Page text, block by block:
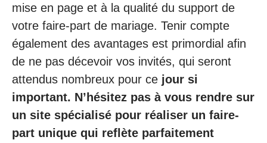
mise en page et à la qualité du support de
votre faire-part de mariage. Tenir compte
également des avantages est primordial afin
de ne pas décevoir vos invités, qui seront
attendus nombreux pour ce jour si
important. N’hésitez pas à vous rendre sur
un site spécialisé pour réaliser un faire-
part unique qui reflète parfaitement